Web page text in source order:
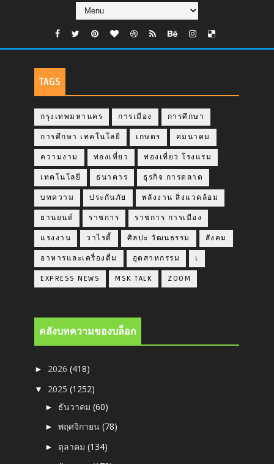
TAGS
กรุงเทพมหานคร การเมือง การศึกษา
การศึกษา เทคโนโลยี เกษตร คมนาคม
ความงาม ท่องเที่ยว ท่องเที่ยว โรงแรม
เทคโนโลยี ธนาคาร ธุรกิจ การตลาด
บทความ ประกันภัย พลังงาน สิ่งแวดล้อม
ยานยนต์ ราชการ ราชการ การเมือง
แรงงาน วาไรตี้ ศิลปะ วัฒนธรรม สังคม
อาหารและเครื่องดื่ม อุตสาหกรรม เ
EXPRESS NEWS MSK TALK ZOOM
คลังบทความของบล็อก
► 2026(418)
▼ 2025(1252)
► ธันวาคม(60)
►พฤศจิกายน(78)
► ตุลาคม(134)